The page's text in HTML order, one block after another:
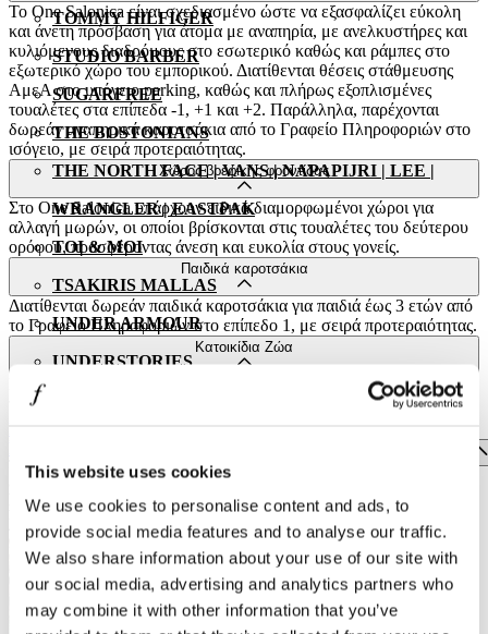
This website uses cookies
We use cookies to personalise content and ads, to
provide social media features and to analyse our traffic.
We also share information about your use of our site with
our social media, advertising and analytics partners who
may combine it with other information that you’ve
TOMMY HILFIGER
STUDIO BARBER
SUGARFREE
THE BOSTONIANS
THE NORTH FACE | VANS | NAPAPIJRI | LEE |
WRANGLER | EASTPAK
TOI & MOI
TSAKIRIS MALLAS
UNDER ARMOUR
UNDERSTORIES
EVENTS
Το One Salonica είναι σχεδιασμένο ώστε να εξασφαλίζει εύκολη
και άνετη πρόσβαση για άτομα με αναπηρία, με ανελκυστήρες και
κυλιόμενους διαδρόμους στο εσωτερικό καθώς και ράμπες στο
εξωτερικό χώρο του εμπορικού. Διατίθενται θέσεις στάθμευσης
ΑμεΑ στο υπόγειο parking, καθώς και πλήρως εξοπλισμένες
τουαλέτες στα επίπεδα -1, +1 και +2. Παράλληλα, παρέχονται
δωρεάν αναπηρικά καροτσάκια από το Γραφείο Πληροφοριών στο
ισόγειο, με σειρά προτεραιότητας.
Χώρος βρεφικής φροντίδας
Στο One Salonica υπάρχουν ειδικά διαμορφωμένοι χώροι για
αλλαγή μωρών, οι οποίοι βρίσκονται στις τουαλέτες του δεύτερου
ορόφου, προσφέροντας άνεση και ευκολία στους γονείς.
Παιδικά καροτσάκια
Διατίθενται δωρεάν παιδικά καροτσάκια για παιδιά έως 3 ετών από
το Γραφείο Πληροφοριών στο επίπεδο 1, με σειρά προτεραιότητας.
Κατοικίδια Ζώα
Η είσοδος κατοικίδιων ζώων στο One Salonica επιτρέπεται, υπό
την προϋπόθεση ότι βρίσκονται πάντα υπό τον έλεγχο του
παραμονή τους σε έπιπλα ή τραπέζια κοινόχρηστων χώρων, ενώ η
είσοδος στον εσωτερικό χώρο εστίασης στον δεύτερο όροφο δεν
επιτρέπεται. Τα εξωτερικά μπαλκόνια μπορούν να
χρησιμοποιηθούν με ευθύνη του ιδιοκτήτη ως προς την
καθαριότητα και τη συμπεριφορά. Σε περίπτωση που το ζώο
προκαλέσει αναστάτωση ή επιδείξει επιθετική συμπεριφορά, η
Διοίκηση του εμπορικού διατηρεί το δικαίωμα να ζητήσει την
άμεση αποχώρηση από τον χώρο.
Restaurants